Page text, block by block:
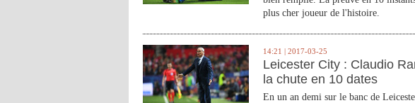
plus cher joueur de l'histoire.
14:21 | 2017-03-25
Leicester City : Claudio
la chute en 10 dates
En un an demi sur le banc de